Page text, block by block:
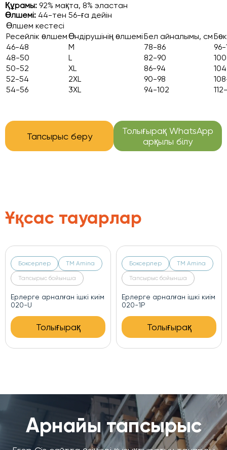
Құрамы: 92% мақта, 8% эластан
Өлшемі: 44-тен 56-ға дейін
Өлшем кестесі
Ресейлік өлшемӨндірушінің өлшеміБел айналымы, см
46-48
M 78-86
48-50
L 82-90
50-52
XL 86-94
52-54
2XL 90-98
54-56
3XL 94-102
Тапсырыс беру
Толығырақ WhatsApp
арқылы білу
Ұқсас тауарлар
Боксерлер ТМ Amina
Тапсырыс бойынша
Ерлерге арналған ішкі киім
020-U
Толығырақ
Боксерлер ТМ Amina
Тапсырыс бойынша
Ерлерге арналған ішкі киім
020-1P
Толығырақ
Арнайы тапсырыс